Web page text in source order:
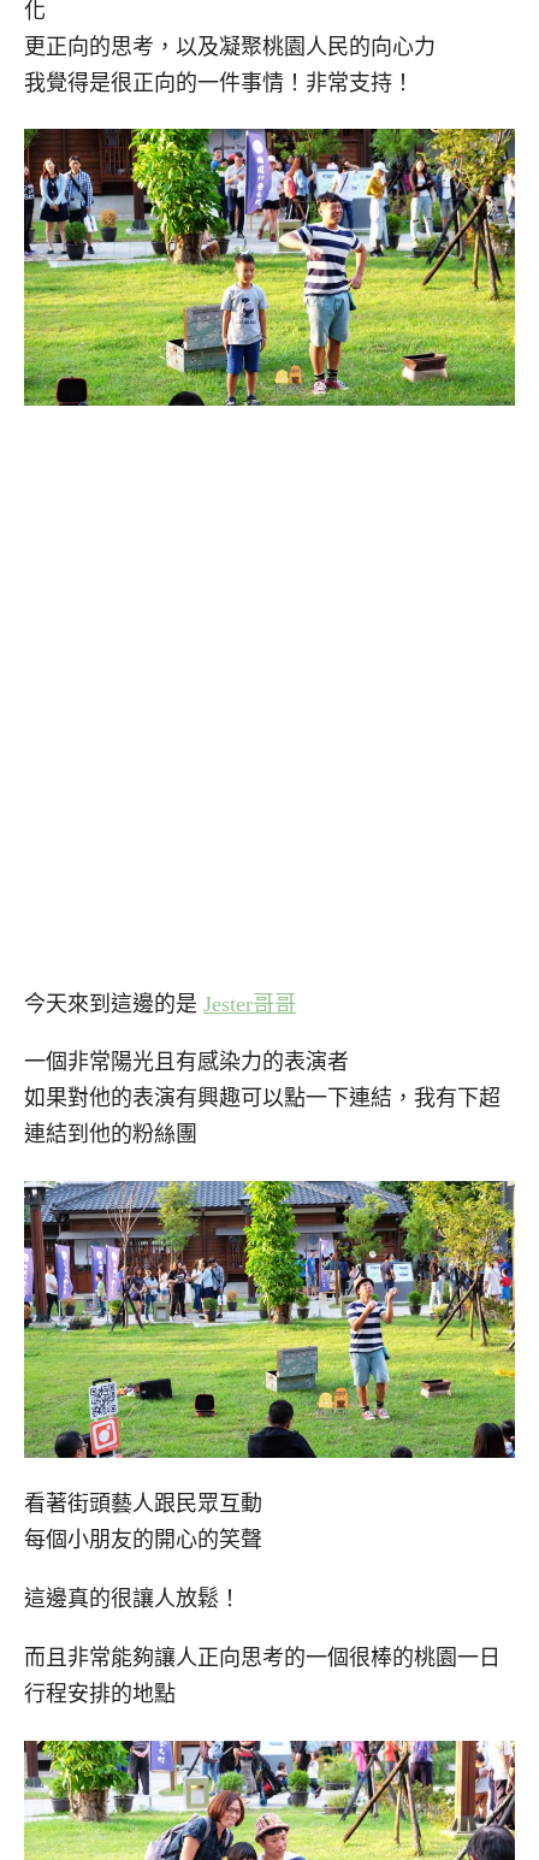
化
更正向的思考，以及凝聚桃園人民的向心力
我覺得是很正向的一件事情！非常支持！
今天來到這邊的是 Jester哥哥
一個非常陽光且有感染力的表演者
如果對他的表演有興趣可以點一下連結，我有下超
連結到他的粉絲團
看著街頭藝人跟民眾互動
每個小朋友的開心的笑聲
這邊真的很讓人放鬆！
而且非常能夠讓人正向思考的一個很棒的桃園一日
行程安排的地點